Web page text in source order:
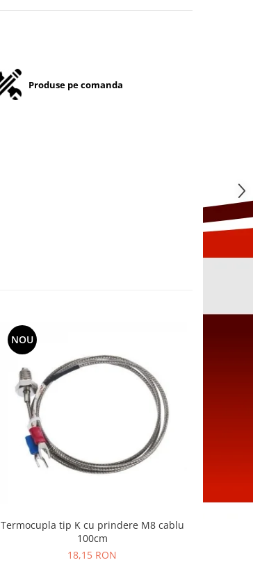
Produse pe comanda
NOU
Termocupla tip K cu prindere M8 cablu
100cm
18,15 RON